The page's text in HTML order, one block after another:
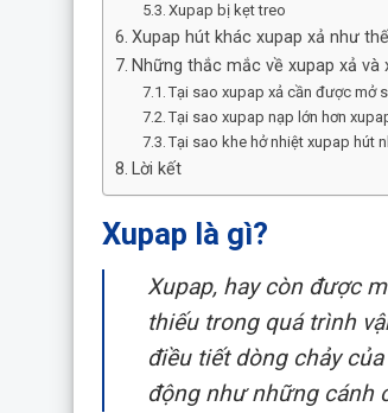
Xupap bị kẹt treo
Xupap hút khác xupap xả như
Những thắc mắc về xupap xả và
Tại sao xupap xả cần được mở
Tại sao xupap nạp lớn hơn
Tại sao khe hở nhiệt xupap hút
Lời kết
Xupap là gì?
Xupap, hay còn được
thiếu trong quá trình
điều tiết dòng chảy
động như những cánh